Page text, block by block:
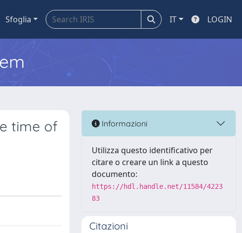
Sfoglia IT LOGIN
time of
Informazioni
Utilizza questo identificativo per
citare o creare un link a questo
documento:
https://hdl.handle.net/11584/4223
83
Citazioni